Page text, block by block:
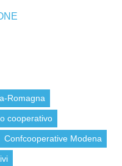
Romagna
cooperativo
Confcooperative Modena